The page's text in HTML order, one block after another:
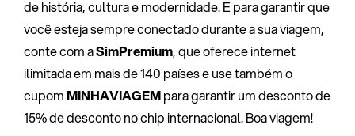
de história, cultura e modernidade. E para garantir que
você esteja sempre conectado durante a sua viagem,
conte com aSimPremium, que oferece internet
ilimitada em mais de 140 países e use também o
cupom MINHAVIAGEMpara garantir um desconto de
15% de desconto no chip internacional. Boa viagem!